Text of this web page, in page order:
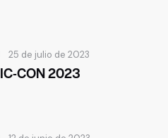
25 de julio de 2023
CON 2023